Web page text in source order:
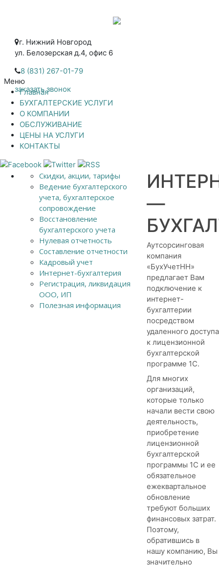
г. Нижний Новгород
ул. Белозерская д.4, офис 6
8 (831) 267-01-79
заказать звонок
Меню
Главная
БУХГАЛТЕРСКИЕ УСЛУГИ
О КОМПАНИИ
ОБСЛУЖИВАНИЕ
ЦЕНЫ НА УСЛУГИ
КОНТАКТЫ
—
Аутсорсинговая
компания
«БухУчетНН»
предлагает Вам
подключение к
интернет-
бухгалтерии
посредством
удаленного доступа
к лицензионной
бухгалтерской
программе 1С.
Для многих
организаций,
которые только
начали вести свою
деятельность,
приобретение
лицензионной
бухгалтерской
программы 1С и ее
обязательное
ежеквартальное
обновление
требуют больших
финансовых затрат.
Поэтому,
обратившись в
нашу компанию, Вы
значительно
Скидки, акции, тарифы
Ведение бухгалтерского
учета, бухгалтерское
сопровождение
Восстановление
бухгалтерского учета
Нулевая отчетность
Составление отчетности
Кадровый учет
Интернет-бухгалтерия
Регистрация, ликвидация
ООО, ИП
Полезная информация